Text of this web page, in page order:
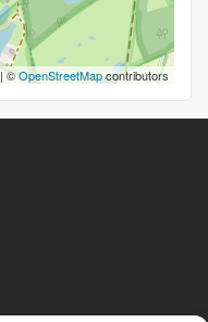
| ©OpenStreetMapcontributors